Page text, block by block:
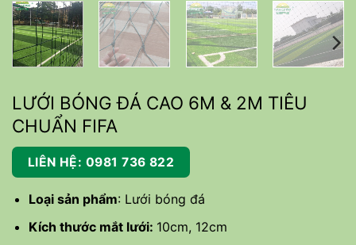
LƯỚI BÓNG ĐÁ CAO 6M & 2M TIÊU
CHUẨN FIFA
LIÊN HỆ: 0981 736 822
Loại sản phẩm: Lưới bóng đá
Kích thước mắt lưới: 10cm, 12cm